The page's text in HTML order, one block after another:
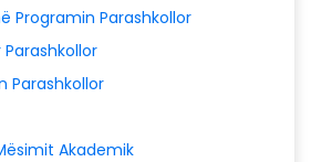
Programin Parashkollor
Parashkollor
Akademik